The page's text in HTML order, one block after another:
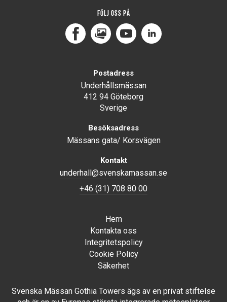
Följ oss på
FacebookMediaPortal
YoutubeLinkedIn
Postadress
Underhållsmässan
412 94 Göteborg
Sverige
Besöksadress
Mässans gata/ Korsvägen
Kontakt
underhall@svenskamassan.se
+46 (31) 708 80 00
Hem
Kontakta oss
Integritetspolicy
Cookie Policy
Säkerhet
Svenska Mässan Gothia Towers ägs av en privat stiftelse